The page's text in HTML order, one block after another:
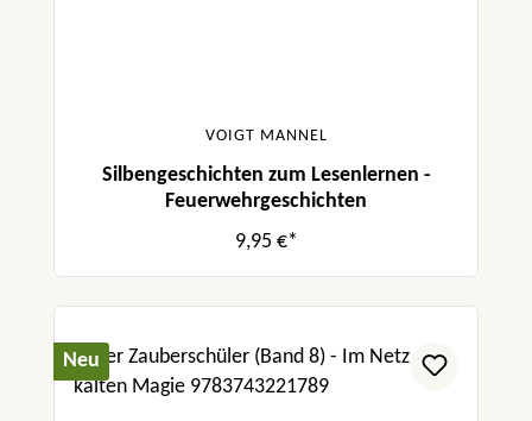
VOIGT MANNEL
Silbengeschichten zum Lesenlernen -
Feuerwehrgeschichten
9,95 €*
Neu